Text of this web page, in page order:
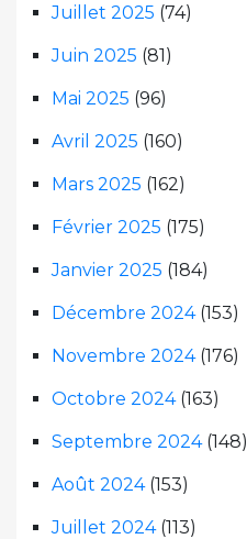
Juillet 2025 (74)
Juin 2025 (81)
Mai 2025 (96)
Avril 2025 (160)
Mars 2025 (162)
Février 2025 (175)
Janvier 2025 (184)
Décembre 2024(153)
Novembre 2024(176)
Octobre 2024(163)
Septembre 2024(148)
Août 2024(153)
Juillet 2024(113)